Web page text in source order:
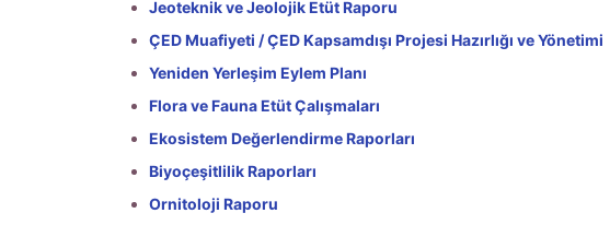
Jeoteknik ve Jeolojik Etüt Raporu
ÇED Muafiyeti / ÇED Kapsamdışı Projesi Hazırlığı ve Yönetimi
Yeniden Yerleşim Eylem Planı
Flora ve Fauna Etüt Çalışmaları
Ekosistem Değerlendirme Raporları
Biyoçeşitlilik Raporları
Ornitoloji Raporu